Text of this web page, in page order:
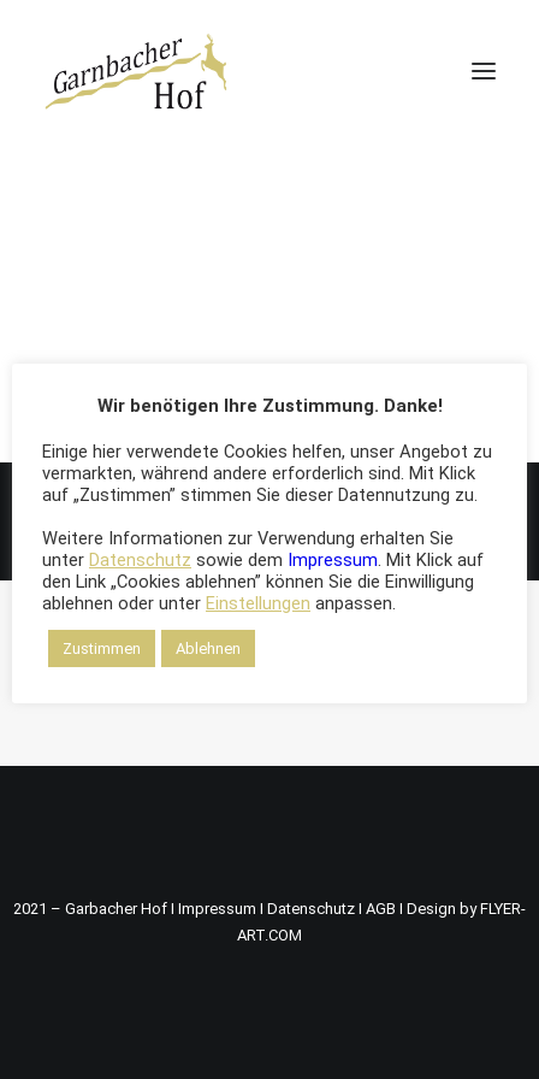
Direktbucher-Vorteil
fully customisable design.
Nothing found.
2021 – Garbacher Hof I Impressum I Datenschutz I AGB I Design by FLYER-
ART.COM
Wir benötigen Ihre Zustimmung. Danke!
Einige hier verwendete Cookies helfen, unser Angebot zu
vermarkten, während andere erforderlich sind. Mit Klick
auf „Zustimmen” stimmen Sie dieser Datennutzung zu.
Weitere Informationen zur Verwendung erhalten Sie
unter Datenschutz sowie dem Impressum . Mit Klick auf
den Link „Cookies ablehnen” können Sie die Einwilligung
ablehnen oder unter Einstellungen anpassen.
Zustimmen Ablehnen